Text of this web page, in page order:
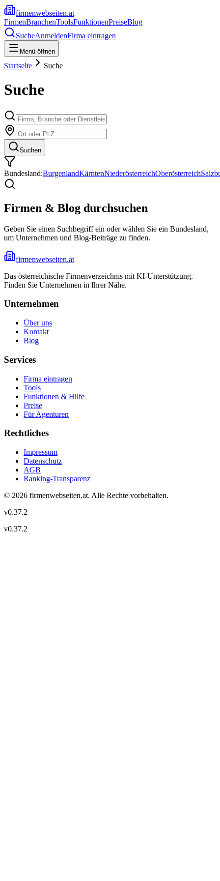
firmenwebseiten.at
FirmenBranchenToolsFunktionenPreiseBlog
SucheAnmeldenFirma eintragen
Menü öffnen
Startseite Suche
Suche
Suchen
Bundesland:BurgenlandKärntenNiederösterreichOberösterreich
Firmen & Blog durchsuchen
Geben Sie einen Suchbegriff ein oder wählen Sie ein Bundesland,
um Unternehmen und Blog-Beiträge zu finden.
firmenwebseiten.at
Das österreichische Firmenverzeichnis mit KI-Unterstützung.
Finden Sie Unternehmen in Ihrer Nähe.
Unternehmen
Über uns
Kontakt
Blog
Services
Firma eintragen
Tools
Funktionen & Hilfe
Preise
Für Agenturen
Rechtliches
Impressum
Datenschutz
AGB
Ranking-Transparenz
© 2026 firmenwebseiten.at. Alle Rechte vorbehalten.
v0.37.2
v0.37.2